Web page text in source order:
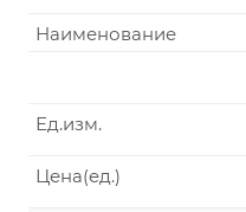
Наименование
Ед.изм.
Цена(ед.)